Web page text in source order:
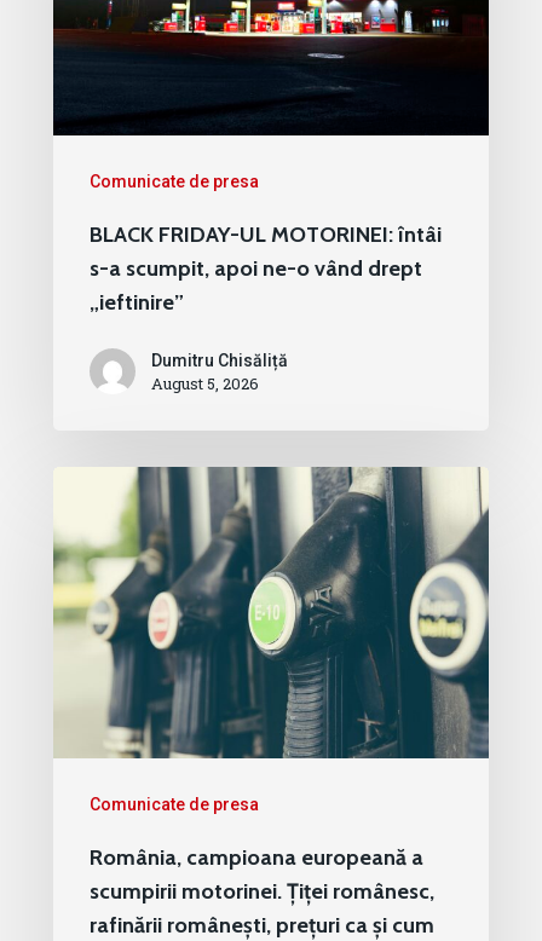
Comunicate de presa
BLACK FRIDAY-UL MOTORINEI: întâi
s-a scumpit, apoi ne-o vând drept
„ieftinire”
Dumitru Chisăliță
August 5, 2026
Comunicate de presa
România, campioana europeană a
scumpirii motorinei. Țiței românesc,
rafinării românești, prețuri ca și cum